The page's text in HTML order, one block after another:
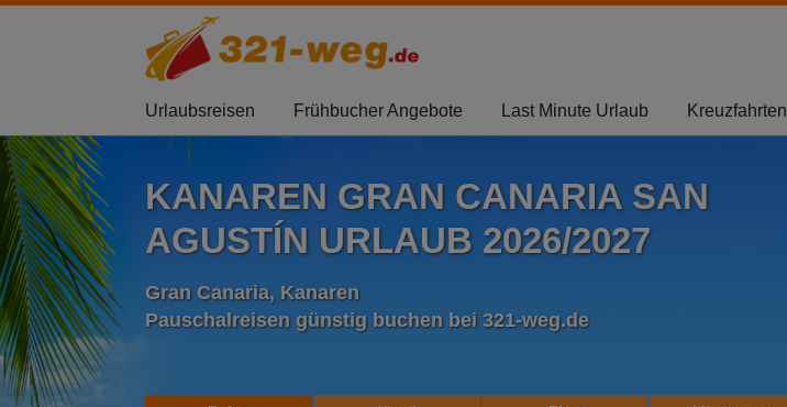
Urlaubsreisen Frühbucher Angebote Last Minute Urlaub Kreuzfahrten
KANAREN GRAN CANARIA SAN
AGUSTÍN URLAUB 2026/2027
Gran Canaria, Kanaren
Pauschalreisen günstig buchen bei 321-weg.de